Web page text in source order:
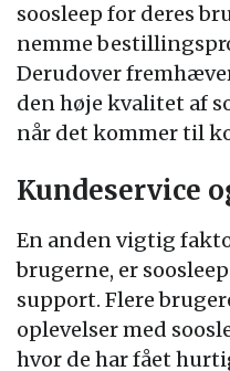
soosleep for deres
nemme
Derudover
den høje kvalitet af
når det kommer til
Kundeservice
En anden vigtig
brugerne, er
support. Flere
oplevelser med
hvor de har fået